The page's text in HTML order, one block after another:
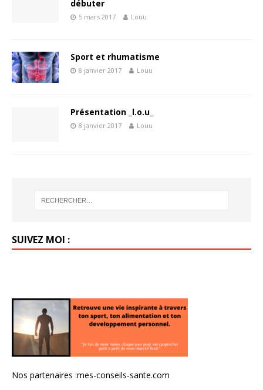
débuter
5 mars 2017 Louu
Sport et rhumatisme
8 janvier 2017 Louu
Présentation _l.o.u_
8 janvier 2017 Louu
SUIVEZ MOI :
Nos partenaires :mes-conseils-sante.com